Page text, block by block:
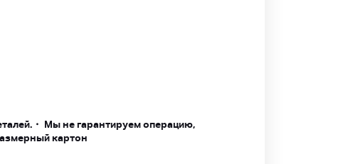
・ Мы не гарантируем операцию,
картон